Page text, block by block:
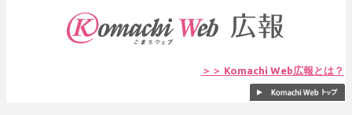
＞＞ Komachi Web広報とは？